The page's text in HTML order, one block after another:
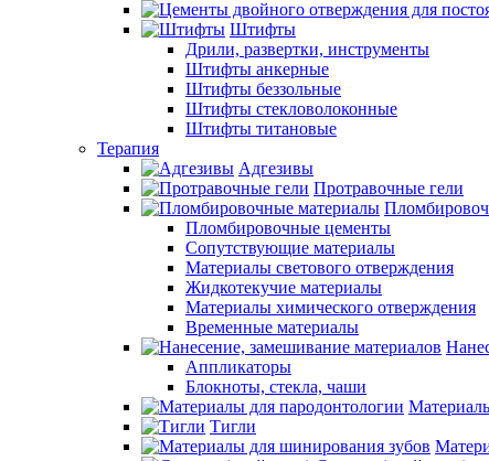
Штифты
Дрили, развертки, инструменты
Штифты анкерные
Штифты беззольные
Штифты стекловолоконные
Штифты титановые
Терапия
Адгезивы
Протравочные гели
Пломбировочные цементы
Сопутствующие материалы
Материалы светового отверждения
Жидкотекучие материалы
Материалы химического отверждения
Временные материалы
Аппликаторы
Блокноты, стекла, чаши
Тигли